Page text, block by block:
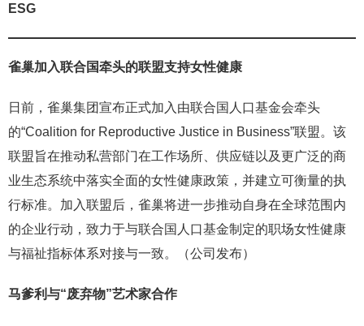
ESG
雀巢加入联合国牵头的联盟支持女性健康
日前，雀巢集团宣布正式加入由联合国人口基金会牵头
的“Coalition for Reproductive Justice in Business”联盟。该
联盟旨在推动私营部门在工作场所、供应链以及更广泛的商
业生态系统中落实全面的女性健康政策，并建立可衡量的执
行标准。加入联盟后，雀巢将进一步推动自身在全球范围内
的企业行动，致力于与联合国人口基金制定的职场女性健康
与福祉指标体系对接与一致。（公司发布）
马爹利与“废弃物”艺术家合作